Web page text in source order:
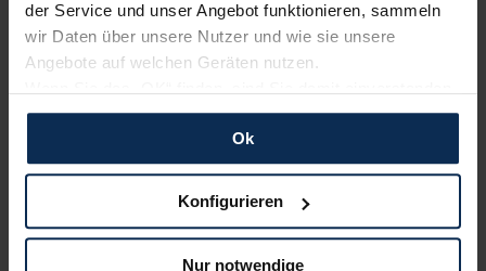
der Service und unser Angebot funktionieren, sammeln
wir Daten über unsere Nutzer und wie sie unsere
Angebote auf welchen Geräten nutzen.
und erlauben uns Cookies für unseren Service zu
verwenden und diese Daten an Dritte weiterzugeben,
etwa an unsere Marketingpartner. Falls Sie dem nicht
zustimmen möchten, beschränken wir uns auf die
dann nicht auf Sie zuschneiden und Sie somit nicht
Ok
Konfigurieren
Nur notwendige
Porsche Cayenne Coupé Plug-In-Hybrid
SUV/Geländewagen